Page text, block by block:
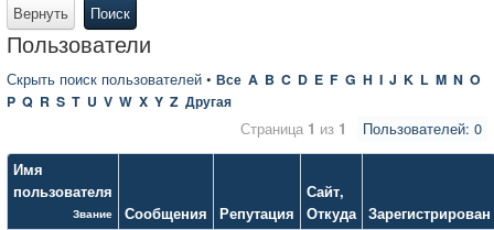
Вернуть Поиск
Пользователи
Скрыть поиск пользователей • Все A B C D E F G H I J K L M N O
P Q R S T U V W X Y Z Другая
Пользователей: 0
Страница 1 из 1
Имя
пользователя
Звание Сообщения Репутация
Сайт,
Откуда Зарегистрирован